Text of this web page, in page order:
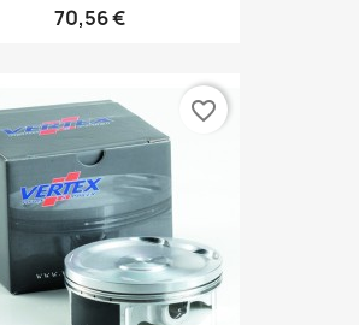
70,56 €
favorite_border